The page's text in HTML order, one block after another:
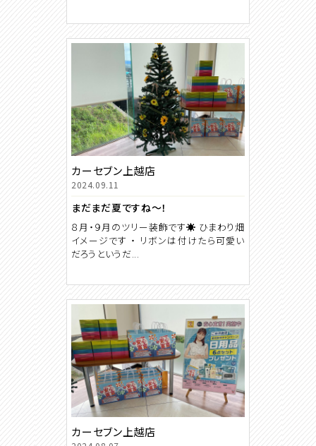
カーセブン上越店
2024.09.11
まだまだ夏ですね～！
８月・９月のツリー装飾です☀️ ひまわり畑
イメージです ・ リボンは付けたら可愛い
だろうというだ...
カーセブン上越店